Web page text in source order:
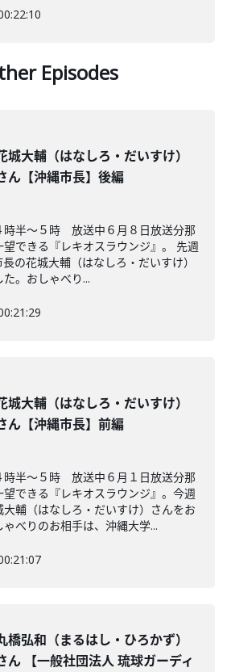
Episodes
城大輔（はなしろ・だいすけ）
ん【沖縄市長】後編
半～５時 放送中６月８日放送分那
できる『レキオスラウンジ』。 先週
の花城大輔（はなしろ・だいすけ）
。おしゃべり...
城大輔（はなしろ・だいすけ）
ん【沖縄市長】前編
半～５時 放送中６月１日放送分那
できる『レキオスラウンジ』。今週
輔（はなしろ・だいすけ）さんをお
べりのお相手は、沖縄大学...
橋弘和（まるはし・ひろかず）
ん 【一般社団法人 琉球ガーディ